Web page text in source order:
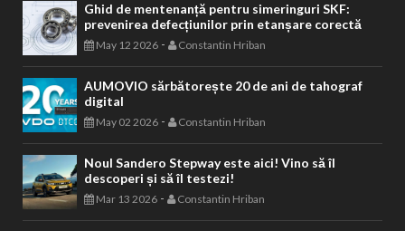
Ghid de mentenanță pentru simeringuri SKF:
prevenirea defecțiunilor prin etanșare corectă
May 12 2026 - Constantin Hriban
AUMOVIO sărbătorește 20 de ani de tahograf
digital
May 02 2026 - Constantin Hriban
Noul Sandero Stepway este aici! Vino să îl
descoperi și să îl testezi!
Mar 13 2026 - Constantin Hriban